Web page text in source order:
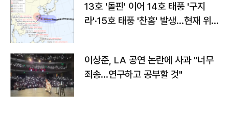
13호 '돌핀' 이어 14호 태풍 '구지
라'·15호 태풍 '찬홈' 발생…현재 위
이상준, LA 공연 논란에 사과 "너무
죄송…연구하고 공부할 것"